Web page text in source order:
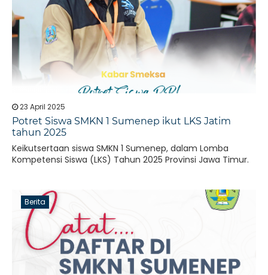
23 April 2025
Potret Siswa SMKN 1 Sumenep ikut LKS Jatim
tahun 2025
Keikutsertaan siswa SMKN 1 Sumenep, dalam Lomba
Kompetensi Siswa (LKS) Tahun 2025 Provinsi Jawa Timur.
Berita